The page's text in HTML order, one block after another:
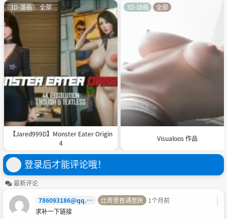
【Jared999D】Monster Eater Origin
4
3D-漫画 全部
Visualoos 作品
3D-动画 全部
登录后才能评论哦！
最新评论
786093186@qq.com
比奇堡普通居民
1个月前
求补一下链接